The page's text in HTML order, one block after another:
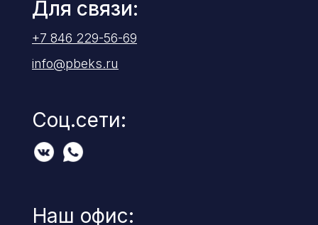
info@pbeks.ru
+7 846 229-56-69
Для связи:
Наш офис:
Соц.сети: